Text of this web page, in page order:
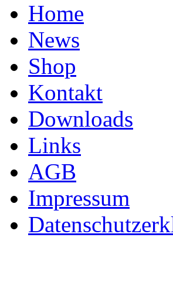
Home
News
Shop
Kontakt
Downloads
Links
AGB
Impressum